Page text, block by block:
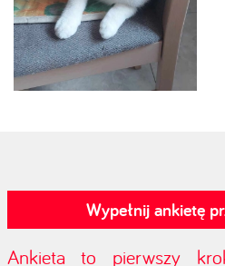
Wypełnij ankietę
Ankieta to pierwszy